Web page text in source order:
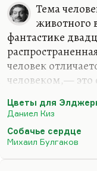
Тема
животного
фантастике
человек
человеком,— это
Вот, например,
животное
вам человек-
того, доктор
Цветы для
Даниел Киз
Собачье сердце
Михаил Булгаков